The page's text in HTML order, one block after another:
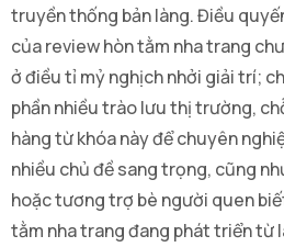
truyền thống bản làng. Điều
của review hòn tằm nha trang
ở điều tỉ mỷ nghịch nhởi giải trí;
phần nhiều trào lưu thị trường,
hàng từ khóa này để chuyên
nhiều chủ đề sang trọng, cũng
hoặc tương trợ bè người quen
tằm nha trang đang phát triển từ